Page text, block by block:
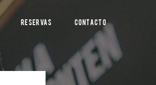
Reservas Contacto